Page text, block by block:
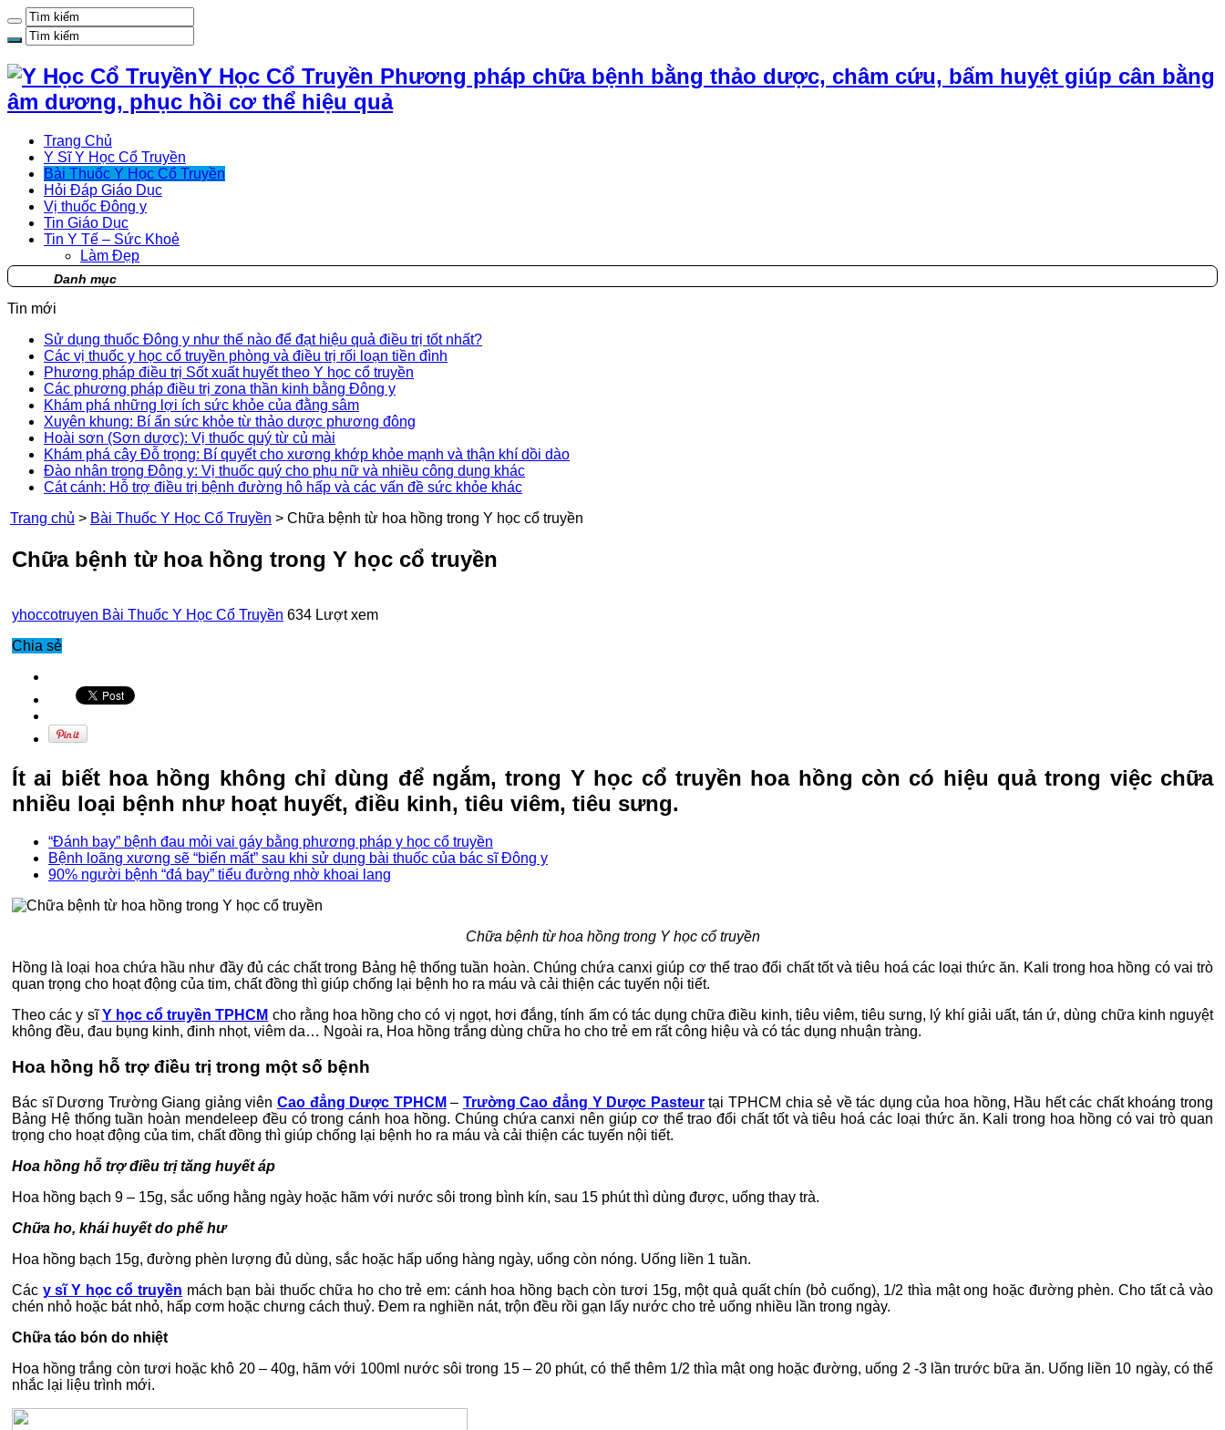
Y Học Cổ Truyền Phương pháp chữa bệnh bằng thảo dược, châm cứu, bấm huyệt giúp cân bằng
âm dương, phục hồi cơ thể hiệu quả
Trang Chủ
Y Sĩ Y Học Cổ Truyền
Bài Thuốc Y Học Cổ Truyền
Hỏi Đáp Giáo Dục
Vị thuốc Đông y
Tin Giáo Dục
Tin Y Tế – Sức Khoẻ
Làm Đẹp
Danh mục
Tin mới
Sử dụng thuốc Đông y như thế nào để đạt hiệu quả điều trị tốt nhất?
Các vị thuốc y học cổ truyền phòng và điều trị rối loạn tiền đình
Phương pháp điều trị Sốt xuất huyết theo Y học cổ truyền
Các phương pháp điều trị zona thần kinh bằng Đông y
Khám phá những lợi ích sức khỏe của đằng sâm
Xuyên khung: Bí ẩn sức khỏe từ thảo dược phương đông
Hoài sơn (Sơn dược): Vị thuốc quý từ củ mài
Khám phá cây Đỗ trọng: Bí quyết cho xương khớp khỏe mạnh và thận khí dồi dào
Đào nhân trong Đông y: Vị thuốc quý cho phụ nữ và nhiều công dụng khác
Cát cánh: Hỗ trợ điều trị bệnh đường hô hấp và các vấn đề sức khỏe khác
Trang chủ > Bài Thuốc Y Học Cổ Truyền > Chữa bệnh từ hoa hồng trong Y học cổ truyền
Chữa bệnh từ hoa hồng trong Y học cổ truyền
yhoccotruyen Bài Thuốc Y Học Cổ Truyền 634 Lượt xem
Chia sẻ
Ít ai biết hoa hồng không chỉ dùng để ngắm, trong Y học cổ truyền hoa hồng còn có hiệu quả trong việc chữa
nhiều loại bệnh như hoạt huyết, điều kinh, tiêu viêm, tiêu sưng.
“Đánh bay” bệnh đau mỏi vai gáy bằng phương pháp y học cổ truyền
Bệnh loãng xương sẽ “biến mất” sau khi sử dụng bài thuốc của bác sĩ Đông y
90% người bệnh “đá bay” tiểu đường nhờ khoai lang
Chữa bệnh từ hoa hồng trong Y học cổ truyền
Hồng là loại hoa chứa hầu như đầy đủ các chất trong Bảng hệ thống tuần hoàn. Chúng chứa canxi giúp cơ thể trao đổi chất tốt và tiêu hoá các loại thức ăn. Kali trong hoa hồng có vai trò
quan trọng cho hoạt động của tim, chất đồng thì giúp chống lại bệnh ho ra máu và cải thiện các tuyến nội tiết.
Theo các y sĩY học cổ truyền TPHCM cho rằng hoa hồng cho có vị ngọt, hơi đắng, tính ấm có tác dụng chữa điều kinh, tiêu viêm, tiêu sưng, lý khí giải uất, tán ứ, dùng chữa kinh nguyệt
không đều, đau bụng kinh, đinh nhọt, viêm da… Ngoài ra, Hoa hồng trắng dùng chữa ho cho trẻ em rất công hiệu và có tác dụng nhuận tràng.
Hoa hồng hỗ trợ điều trị trong một số bệnh
Bác sĩ Dương Trường Giang giảng viênCao đẳng Dược TPHCM – Trường Cao đẳng Y Dược Pasteurtại TPHCM chia sẻ về tác dụng của hoa hồng, Hầu hết các chất khoáng trong
Bảng Hệ thống tuần hoàn mendeleep đều có trong cánh hoa hồng. Chúng chứa canxi nên giúp cơ thể trao đổi chất tốt và tiêu hoá các loại thức ăn. Kali trong hoa hồng có vai trò quan
trọng cho hoạt động của tim, chất đồng thì giúp chống lại bệnh ho ra máu và cải thiện các tuyến nội tiết.
Hoa hồng hỗ trợ điều trị tăng huyết áp
Hoa hồng bạch 9 – 15g, sắc uống hằng ngày hoặc hãm với nước sôi trong bình kín, sau 15 phút thì dùng được, uống thay trà.
Chữa ho, khái huyết do phế hư
Hoa hồng bạch 15g, đường phèn lượng đủ dùng, sắc hoặc hấp uống hàng ngày, uống còn nóng. Uống liền 1 tuần.
Các y sĩ Y học cổ truyền mách bạn bài thuốc chữa ho cho trẻ em: cánh hoa hồng bạch còn tươi 15g, một quả quất chín (bỏ cuống), 1/2 thìa mật ong hoặc đường phèn. Cho tất cả vào
chén nhỏ hoặc bát nhỏ, hấp cơm hoặc chưng cách thuỷ. Đem ra nghiền nát, trộn đều rồi gạn lấy nước cho trẻ uống nhiều lần trong ngày.
Chữa táo bón do nhiệt
Hoa hồng trắng còn tươi hoặc khô 20 – 40g, hãm với 100ml nước sôi trong 15 – 20 phút, có thể thêm 1/2 thìa mật ong hoặc đường, uống 2 -3 lần trước bữa ăn. Uống liền 10 ngày, có thể
nhắc lại liệu trình mới.